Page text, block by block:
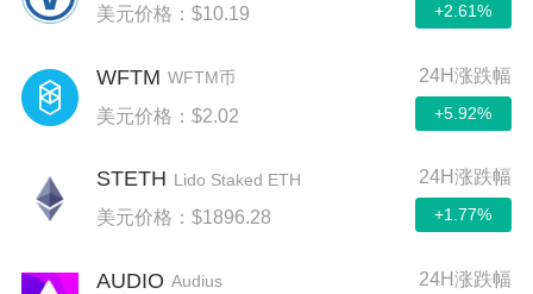
美元价格：$10.19 +2.61%
WFTM WFTM币
美元价格：$2.02
24H涨跌幅
+5.92%
STETH Lido Staked ETH
美元价格：$1896.28
24H涨跌幅
+1.77%
AUDIO Audius 24H涨跌幅